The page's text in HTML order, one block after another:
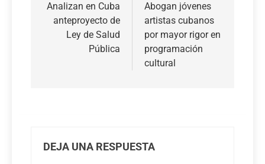
de
entradas
Analizan en Cuba
anteproyecto de
Ley de Salud
Pública
Abogan jóvenes
artistas cubanos
por mayor rigor en
programación
cultural
DEJA UNA RESPUESTA